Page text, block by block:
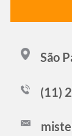
São
(11)